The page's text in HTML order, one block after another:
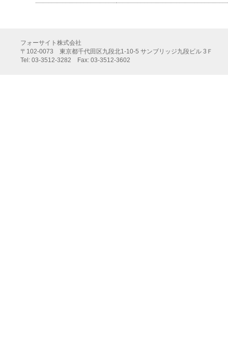
フォーサイト株式会社
〒102-0073 東京都千代田区九段北1-10-5 サンブリッジ九段ビル 3Ｆ
Tel: 03-3512-3282 Fax: 03-3512-3602